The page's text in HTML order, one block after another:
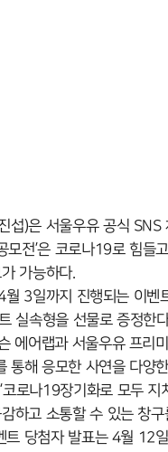
섭)은 서울우유 공식 SNS
모전’은 코로나19로 힘
가능하다.
4월 3일까지 진행되는 이
실속형을 선물로 증정한
에어랩과 서울우유 프리
통해 응모한 사연을 다
로나19장기화로 모두
하고 소통할 수 있는 창
트 당첨자 발표는 4월